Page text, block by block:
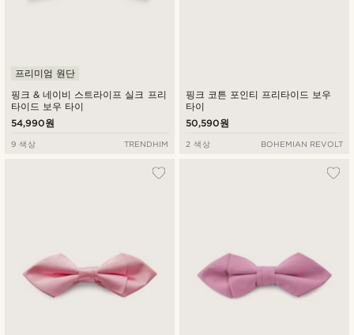
핑크 & 네이비 스트라이프 실크 프리
타이드 보우 타이
프리미엄 원단
54,990원
9 색상 TRENDHIM
핑크 코튼 포인티 프리타이드 보우
타이
50,590원
2 색상 BOHEMIAN REVOLT